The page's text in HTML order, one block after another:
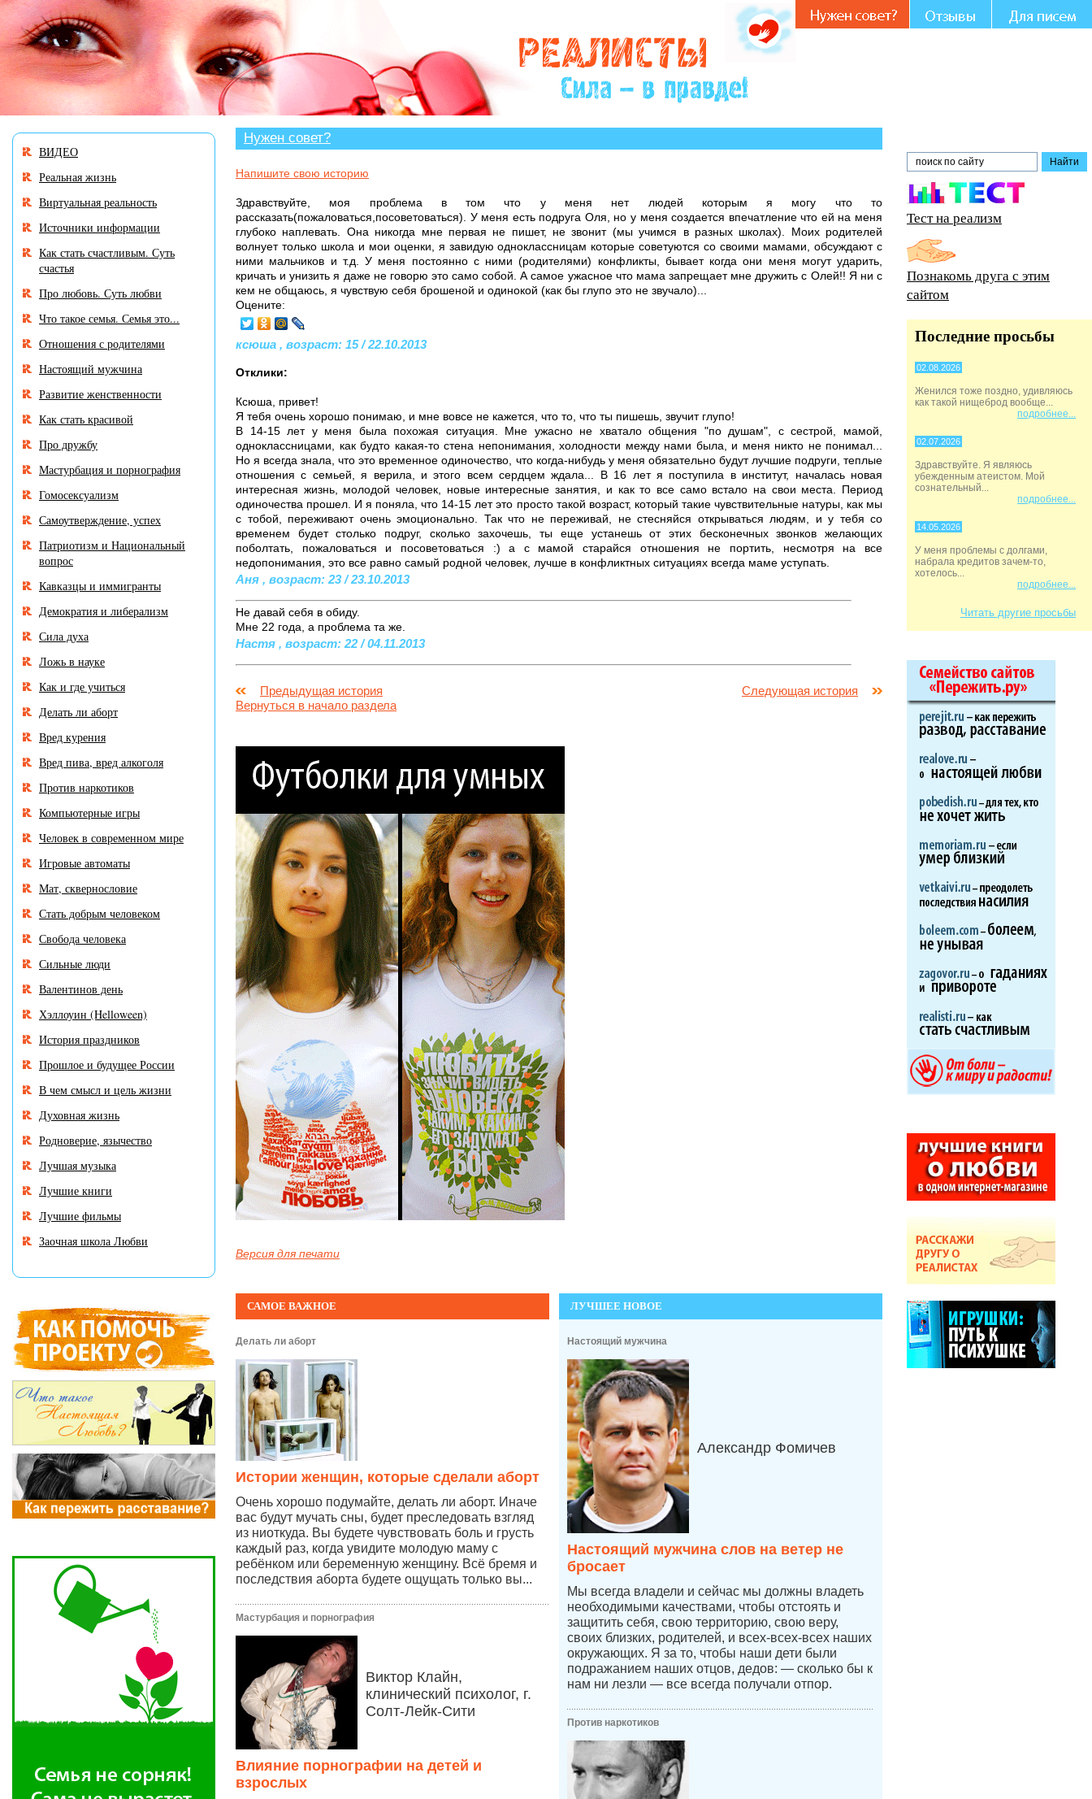
В разделе «Нужен совет?» много историй, авторы которых остро нуждаются в Вашем участии и совете.
Нужен совет?
Напишите свою историю
Здравствуйте, моя проблема в том что у меня нет людей которым я могу что то
рассказать(пожаловаться,посоветоваться). У меня есть подруга Оля, но у меня создается впечатление что ей на меня
глубоко наплевать. Она никогда мне первая не пишет, не звонит (мы учимся в разных школах). Моих родителей
волнует только школа и мои оценки, я завидую одноклассницам которые советуются со своими мамами, обсуждают с
ними мальчиков и т.д. У меня постоянно с ними (родителями) конфликты, бывает когда они меня могут ударить,
кричать и унизить я даже не говорю это само собой. А самое ужасное что мама запрещает мне дружить с Олей!! Я ни с
кем не общаюсь, я чувствую себя брошеной и одинокой (как бы глупо это не звучало)...
Оцените:
ксюша , возраст: 15 / 22.10.2013
Отклики:
Ксюша, привет!
Я тебя очень хорошо понимаю, и мне вовсе не кажется, что то, что ты пишешь, звучит глупо!
В 14-15 лет у меня была похожая ситуация. Мне ужасно не хватало общения "по душам", с сестрой, мамой,
одноклассницами, как будто какая-то стена непонимания, холодности между нами была, и меня никто не понимал...
Но я всегда знала, что это временное одиночество, что когда-нибудь у меня обязательно будут лучшие подруги, теплые
отношения с семьей, я верила, и этого всем сердцем ждала... В 16 лет я поступила в институт, началась новая
интересная жизнь, молодой человек, новые интересные занятия, и как то все само встало на свои места. Период
одиночества прошел. И я поняла, что 14-15 лет это просто такой возраст, который такие чувствительные натуры, как мы
с тобой, переживают очень эмоционально. Так что не переживай, не стесняйся открываться людям, и у тебя со
временем будет столько подруг, сколько захочешь, ты еще устанешь от этих бесконечных звонков желающих
поболтать, пожаловаться и посоветоваться :) а с мамой старайся отношения не портить, несмотря на все
недопонимания, это все равно самый родной человек, лучше в конфликтных ситуациях всегда маме уступать.
Аня , возраст: 23 / 23.10.2013
Не давай себя в обиду.
Мне 22 года, а проблема та же.
Настя , возраст: 22 / 04.11.2013
Предыдущая история
Следующая история
Вернуться в начало раздела
Версия для печати
САМОЕ ВАЖНОЕ
Делать ли аборт
Истории женщин, которые сделали аборт
Очень хорошо подумайте, делать ли аборт. Иначе
вас будут мучать сны, будет преследовать взгляд
из ниоткуда. Вы будете чувствовать боль и грусть
каждый раз, когда увидите молодую маму с
ребёнком или беременную женщину. Всё бремя и
последствия аборта будете ощущать только вы...
Мастурбация и порнография
Виктор Клайн,
клинический психолог, г.
Солт-Лейк-Сити
Влияние порнографии на детей и
взрослых
ЛУЧШЕЕ НОВОЕ
Настоящий мужчина
Александр Фомичев
Настоящий мужчина слов на ветер не
бросает
Мы всегда владели и сейчас мы должны владеть
необходимыми качествами, чтобы отстоять и
защитить себя, свою территорию, свою веру,
своих близких, родителей, и всех-всех-всех наших
окружающих. Я за то, чтобы наши дети были
подражанием наших отцов, дедов: — сколько бы к
нам ни лезли — все всегда получали отпор.
Против наркотиков
ВИДЕО
Реальная жизнь
Виртуальная реальность
Источники информации
Как стать счастливым. Суть
счастья
Про любовь. Суть любви
Что такое семья. Семья это...
Отношения с родителями
Настоящий мужчина
Развитие женственности
Как стать красивой
Про дружбу
Мастурбация и порнография
Гомосексуализм
Самоутверждение, успех
Патриотизм и Национальный
вопрос
Кавказцы и иммигранты
Демократия и либерализм
Сила духа
Ложь в науке
Как и где учиться
Делать ли аборт
Вред курения
Вред пива, вред алкоголя
Против наркотиков
Компьютерные игры
Человек в современном мире
Игровые автоматы
Мат, сквернословие
Стать добрым человеком
Свобода человека
Сильные люди
Валентинов день
Хэллоуин (Helloween)
История праздников
Прошлое и будущее России
В чем смысл и цель жизни
Духовная жизнь
Родноверие, язычество
Лучшая музыка
Лучшие книги
Лучшие фильмы
Заочная школа Любви
Тест на реализм
Познакомь друга с этим
сайтом
Последние просьбы
02.08.2026
Женился тоже поздно, удивляюсь
как такой нищеброд вообще...
подробнее...
02.07.2026
Здравствуйте. Я являюсь
убежденным атеистом. Мой
сознательный...
подробнее...
14.05.2026
У меня проблемы с долгами,
набрала кредитов зачем-то,
хотелось...
подробнее...
Читать другие просьбы